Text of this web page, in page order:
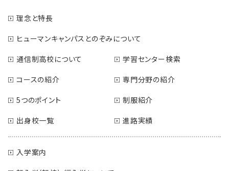
理念と特長
ヒューマンキャンパスとのぞみについて
通信制高校について
学習センター検索
コースの紹介
専門分野の紹介
5つのポイント
制服紹介
出身校一覧
進路実績
入学案内